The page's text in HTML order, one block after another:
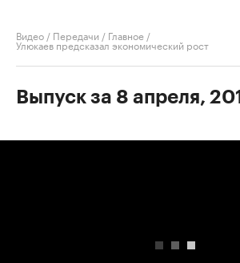
Видео / Передачи / Главное /
Улюкаев предсказал экономический рост
Выпуск за 8 апреля,